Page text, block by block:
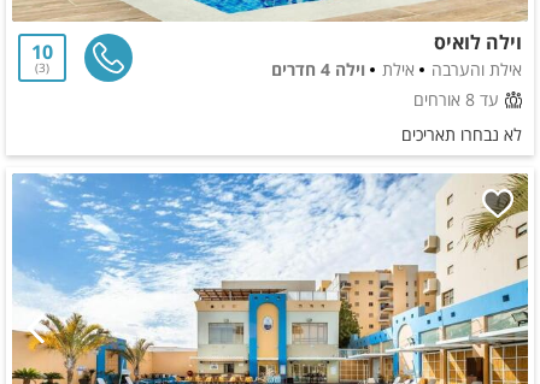
וילה לואיס
אילת והערבה אילת
וילה 4 חדרים
עד 8 אורחים
10
3
לא נבחרו תאריכים